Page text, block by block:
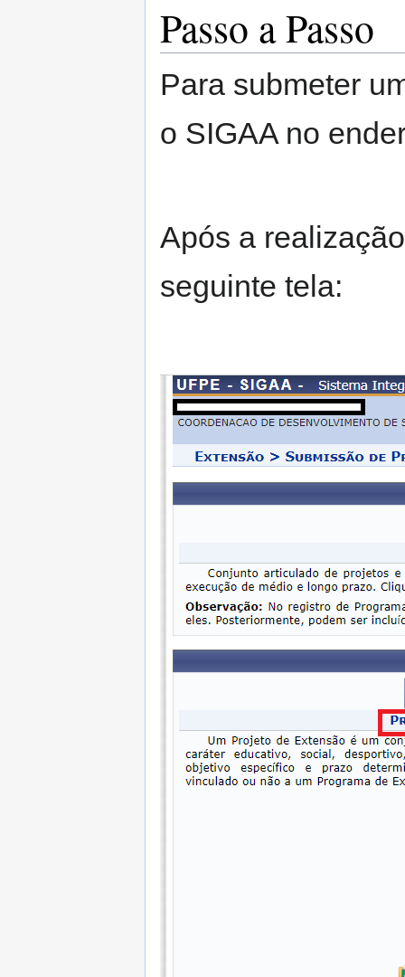
Passo a Passo
Para submeter
o SIGAA no
Após a
seguinte tela: